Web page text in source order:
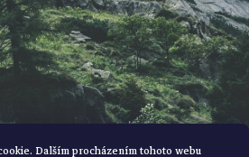
Dalším procházením tohoto webu